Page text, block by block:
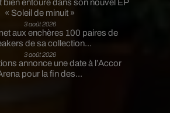
bien entouré dans son nouvel EP
« Soleil de minuit »
3 août 2026
aux enchères 100 paires de
de sa collection...
3 août 2026
annonce une date à l’Accor
pour la fin des...